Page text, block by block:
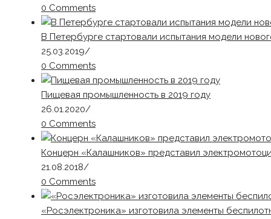
0 Comments
В Петербурге стартовали испытания модели
25.03.2019/
0 Comments
Пищевая промышленность в 2019 году
26.01.2020/
0 Comments
Концерн «Калашников» представил
21.08.2018/
0 Comments
«Росэлектроника» изготовила элементы